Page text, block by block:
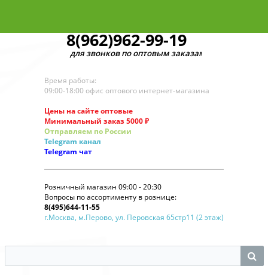
8(962)962-99-19
для звонков по оптовым заказам
Время работы:
09:00-18:00 офис оптового интернет-магазина
Цены на сайте оптовые
Минимальный заказ 5000 ₽
Отправляем по России
Telegram канал
Telegram чат
Розничный магазин 09:00 - 20:30
Вопросы по ассортименту в рознице:
8(495)644-11-55
г.Москва, м.Перово, ул. Перовская 65стр11 (2 этаж)